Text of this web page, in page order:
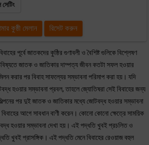
সেটিং
পূর্বে জাতকদের কুষ্ঠির গুণাবলী ও বৈশিষ্ট গুলিকে বিশ্লেষণ
জাতক ও জাতিকার দাম্পত্য জীবন কতটা সফল হওয়ার
করার পর বিবাহ সাফল্যের সম্ভাবনা পরিমাপ করা হয়। যদি
হওয়ার সম্ভাবনা প্রবল, তাহলে জ্যোতিষরা সেই বিবাহের জন্য
পর দুই জাতক ও জাতিকার মধ্যে জোটবদ্ধ হওয়ার সম্ভাবনা
আগে সাবধান বাণী করেন। কোনো কোনো ক্ষেত্রে সাময়িক
হওয়ার সম্ভাবনা দেখা হয়। এই পদ্ধতি খুবই প্রচলিত ও
খুবই প্রাসঙ্গিক। এই পদ্ধতি মেনে বিবাহের রেওয়াজ বহুল